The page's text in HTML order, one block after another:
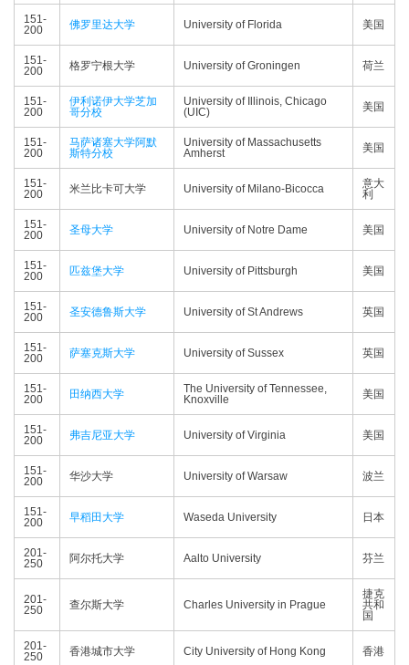
151-
200
佛罗里达大学 University of Florida 美国
151-
200
格罗宁根大学 University of Groningen 荷兰
151-
200
伊利诺伊大学芝加
哥分校
University of Illinois, Chicago
(UIC)
美国
151-
200
马萨诸塞大学阿默
斯特分校
University of Massachusetts
Amherst
美国
151-
200
米兰比卡可大学 University of Milano-Bicocca
意大
利
151-
200
圣母大学 University of Notre Dame 美国
151-
200
匹兹堡大学 University of Pittsburgh 美国
151-
200
圣安德鲁斯大学 University of St Andrews 英国
151-
200
萨塞克斯大学 University of Sussex 英国
151-
200
田纳西大学
The University of Tennessee,
Knoxville
美国
151-
200
弗吉尼亚大学 University of Virginia 美国
151-
200
华沙大学 University of Warsaw 波兰
151-
200
早稻田大学 Waseda University 日本
201-
250
阿尔托大学 Aalto University 芬兰
201-
250
查尔斯大学 Charles University in Prague
捷克
共和
国
201-
250
香港城市大学 City University of Hong Kong 香港